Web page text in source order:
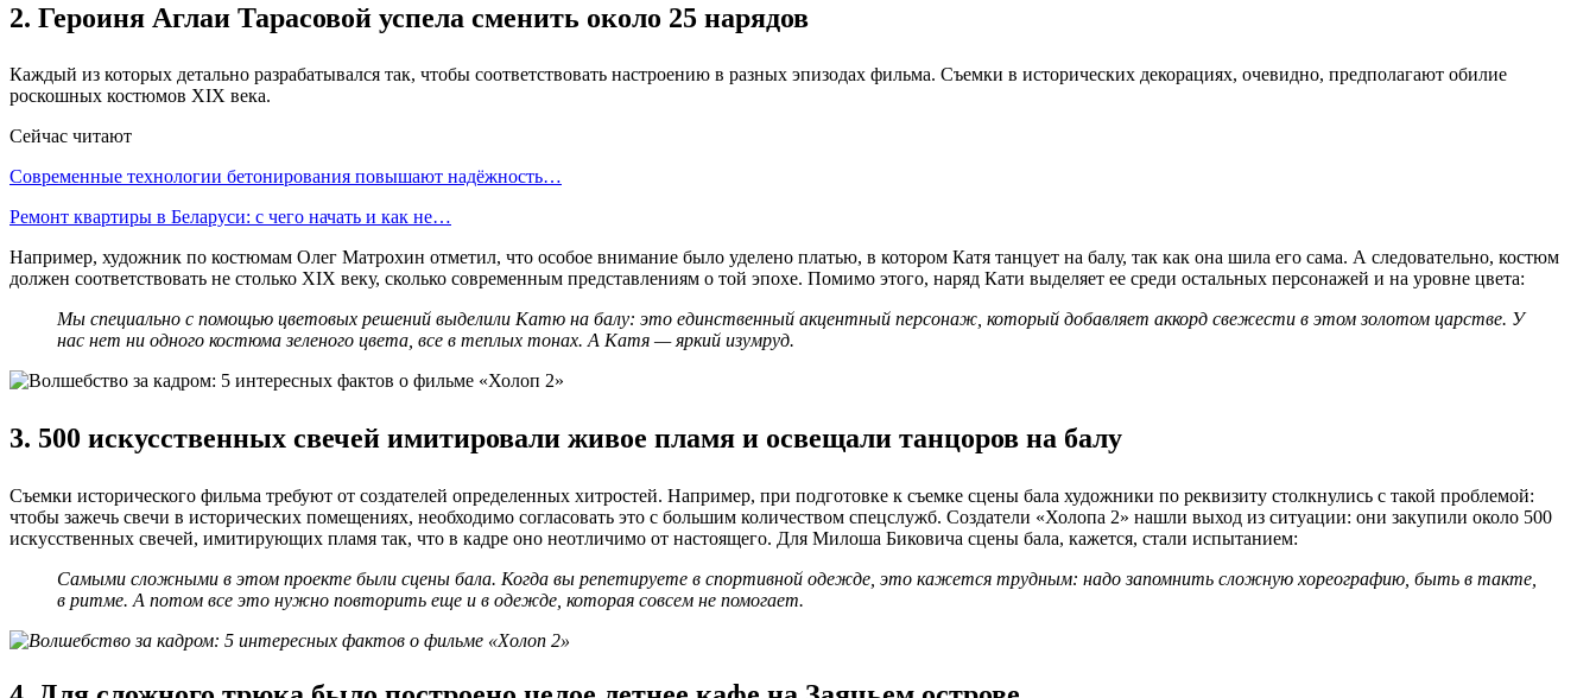
2. Героиня Аглаи Тарасовой успела сменить около 25 нарядов
Каждый из которых детально разрабатывался так, чтобы соответствовать настроению в разных эпизодах фильма. Съемки в исторических декорациях, очевидно, предполагают обилие
роскошных костюмов XIX века.
Сейчас читают
Современные технологии бетонирования повышают надёжность…
Ремонт квартиры в Беларуси: с чего начать и как не…
Например, художник по костюмам Олег Матрохин отметил, что особое внимание было уделено платью, в котором Катя танцует на балу, так как она шила его сама. А следовательно, костюм
должен соответствовать не столько XIX веку, сколько современным представлениям о той эпохе. Помимо этого, наряд Кати выделяет ее среди остальных персонажей и на уровне цвета:
Мы специально с помощью цветовых решений выделили Катю на балу: это единственный акцентный персонаж, который добавляет аккорд свежести в этом золотом царстве. У
нас нет ни одного костюма зеленого цвета, все в теплых тонах. А Катя — яркий изумруд.
3. 500 искусственных свечей имитировали живое пламя и освещали танцоров на балу
Съемки исторического фильма требуют от создателей определенных хитростей. Например, при подготовке к съемке сцены бала художники по реквизиту столкнулись с такой проблемой:
чтобы зажечь свечи в исторических помещениях, необходимо согласовать это с большим количеством спецслужб. Создатели «Холопа 2» нашли выход из ситуации: они закупили около 500
искусственных свечей, имитирующих пламя так, что в кадре оно неотличимо от настоящего. Для Милоша Биковича сцены бала, кажется, стали испытанием:
Самыми сложными в этом проекте были сцены бала. Когда вы репетируете в спортивной одежде, это кажется трудным: надо запомнить сложную хореографию, быть в такте,
в ритме. А потом все это нужно повторить еще и в одежде, которая совсем не помогает.